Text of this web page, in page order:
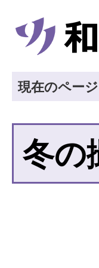
現在のページ
冬の